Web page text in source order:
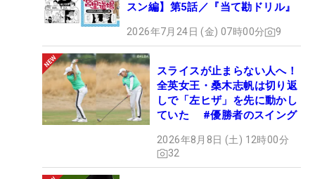
スン編】第5話／『当て勘ドリル』
2026年7月24日 (金) 07時00分 9
スライスが止まらない人へ！
全英女王・桑木志帆は切り返
しで「左ヒザ」を先に動かし
ていた #優勝者のスイング
2026年8月8日 (土) 12時00分
32